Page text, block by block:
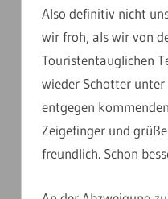
Also definitiv nicht
wir froh, als wir von
Touristentauglichen
wieder Schotter unter
entgegen
Zeigefinger und
freundlich. Schon